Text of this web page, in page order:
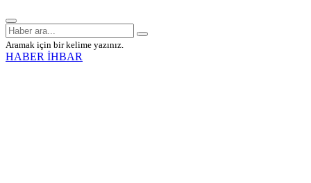
Aramak için bir kelime yazınız.
HABER İHBAR